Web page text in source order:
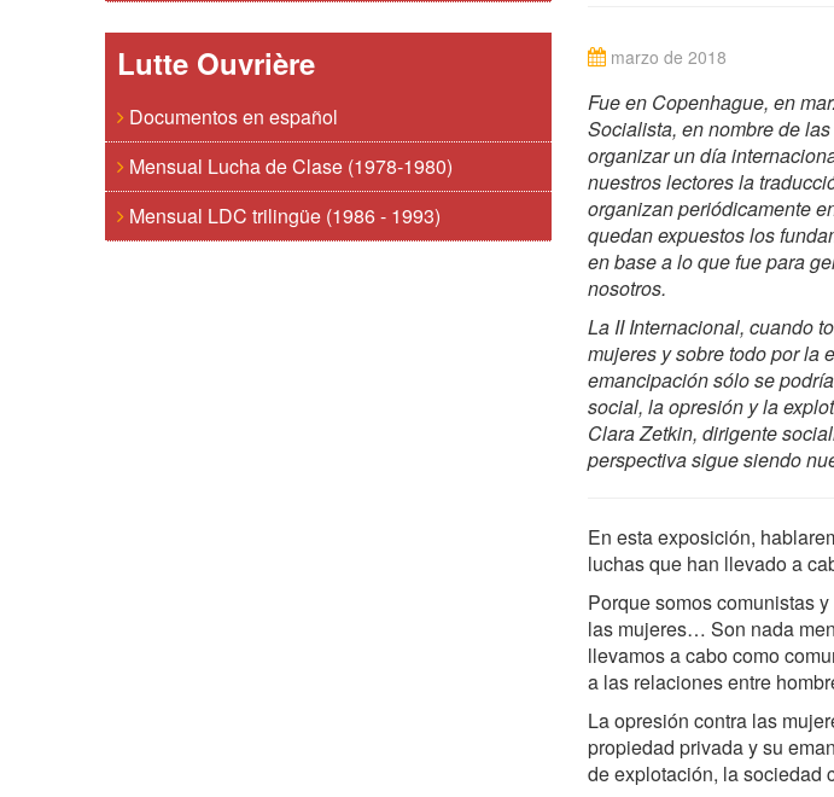
Lutte Ouvrière
Documentos en español
Mensual Lucha de Clase (1978-1980)
Mensual LDC trilingüe (1986 - 1993)
marzo de 2018
Fue en Copenhague, en
Socialista, en nombre de
organizar un día
nuestros lectores la
organizan periódicamente
quedan expuestos los
en base a lo que fue para
nosotros.
La II Internacional, cuando
mujeres y sobre todo por la
emancipación sólo se
social, la opresión y la
Clara Zetkin, dirigente
perspectiva sigue siendo
En esta exposición,
luchas que han llevado a
Porque somos comunistas
las mujeres… Son nada
llevamos a cabo como
a las relaciones entre
La opresión contra las
propiedad privada y su
de explotación, la sociedad